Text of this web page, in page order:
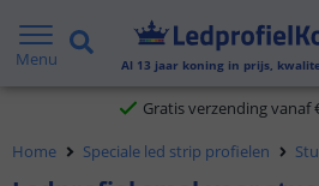
Menu Al 13 jaar koning in prijs,
2 jaar
Gratis verzending vanaf
Home Speciale led strip profielen